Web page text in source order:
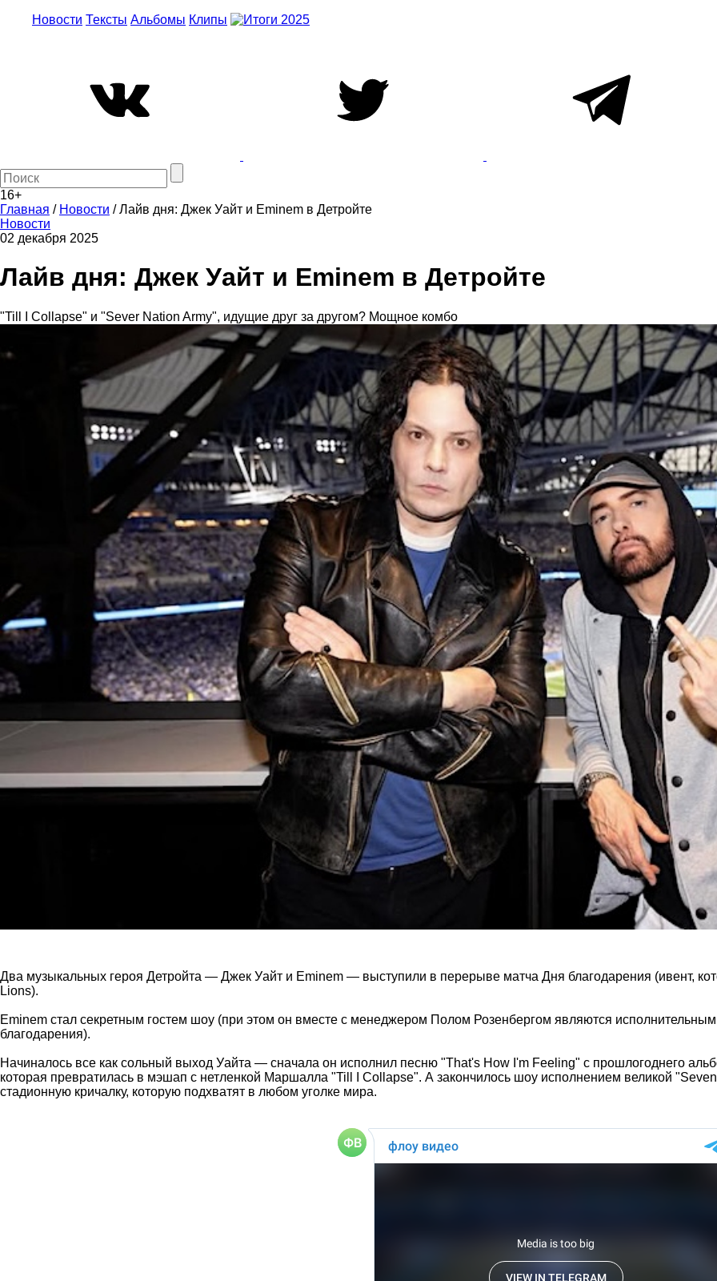
Новости Тексты Альбомы Клипы
16+
Главная / Новости /Лайв дня: Джек Уайт и Eminem в Детройте
Новости
02 декабря 2025
Лайв дня: Джек Уайт и Eminem в Детройте
"Till I Collapse" и "Sever Nation Army", идущие друг за другом? Мощное комбо
Два музыкальных героя Детройта — Джек Уайт и Eminem — выступили в перерыве матча Дня благодарения (ивент,
Lions).
Eminem стал секретным гостем шоу (при этом он вместе с менеджером Полом Розенбергом являются
благодарения).
Начиналось все как сольный выход Уайта — сначала он исполнил песню "That's How I'm Feeling" с прошлогоднего
которая превратилась в мэшап с нетленкой Маршалла "Till I Collapse". А закончилось шоу исполнением великой
стадионную кричалку, которую подхватят в любом уголке мира.